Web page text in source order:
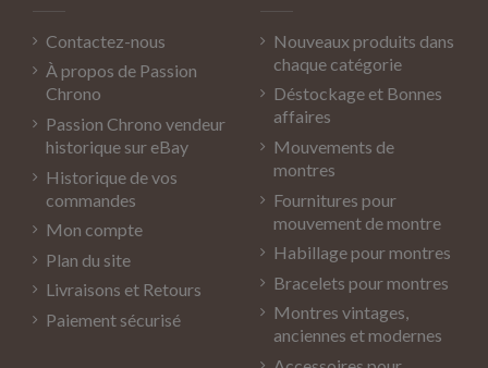
Contactez-nous
À propos de Passion
Chrono
Passion Chrono vendeur
historique sur eBay
Historique de vos
commandes
Mon compte
Plan du site
Livraisons et Retours
Paiement sécurisé
Nouveaux produits dans
chaque catégorie
Déstockage et Bonnes
affaires
Mouvements de
montres
Fournitures pour
mouvement de montre
Habillage pour montres
Bracelets pour montres
Montres vintages,
anciennes et modernes